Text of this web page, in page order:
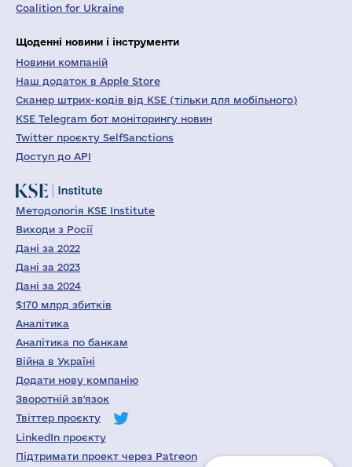
Coalition for Ukraine
Щоденні новини і інструменти
Новини компаній
Наш додаток в Apple Store
Сканер штрих-кодів від KSE (тільки для мобільного)
KSE Telegram бот моніторингу новин
Twitter проєкту SelfSanctions
Доступ до API
Методологія KSE Institute
Виходи з Росії
Дані за 2022
Дані за 2023
Дані за 2024
$170 млрд збитків
Аналітика
Аналітика по банкам
Війна в Україні
Додати нову компанію
Зворотній зв'язок
Твіттер проєкту
LinkedIn проєкту
Підтримати проект через Patreon